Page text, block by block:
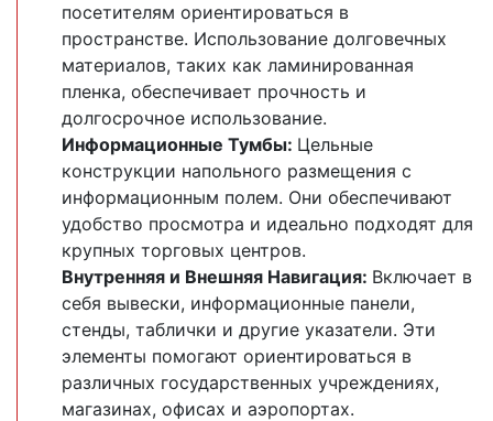
посетителям ориентироваться в
пространстве. Использование долговечных
материалов, таких как ламинированная
пленка, обеспечивает прочность и
долгосрочное использование.
Информационные Тумбы: Цельные
конструкции напольного размещения с
информационным полем. Они обеспечивают
удобство просмотра и идеально подходят для
крупных торговых центров.
Внутренняя и Внешняя Навигация: Включает в
себя вывески, информационные панели,
стенды, таблички и другие указатели. Эти
элементы помогают ориентироваться в
различных государственных учреждениях,
магазинах, офисах и аэропортах.